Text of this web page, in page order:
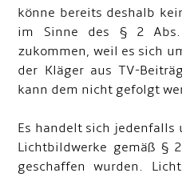
könne bereits deshalb
im Sinne des § 2
zukommen, weil es sich
der Kläger aus TV-
kann dem nicht gefolgt
Es handelt sich jedenfalls
Lichtbildwerke gemäß §
geschaffen wurden.